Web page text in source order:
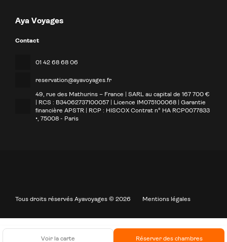
Voir la carte Réserver des chambres
Aya Voyages
Contact
01 42 68 68 06
reservation@ayavoyages.fr
49, rue des Mathurins – France | SARL au capital de 167 700 €
| RCS : B34062737100057 | Licence IM075100068 | Garantie
financière APSTR | RCP : HISCOX Contrat n° HA RCP0077833
• , 75008 - Paris
Tous droits réservés Ayavoyages © 2026 Mentions légales